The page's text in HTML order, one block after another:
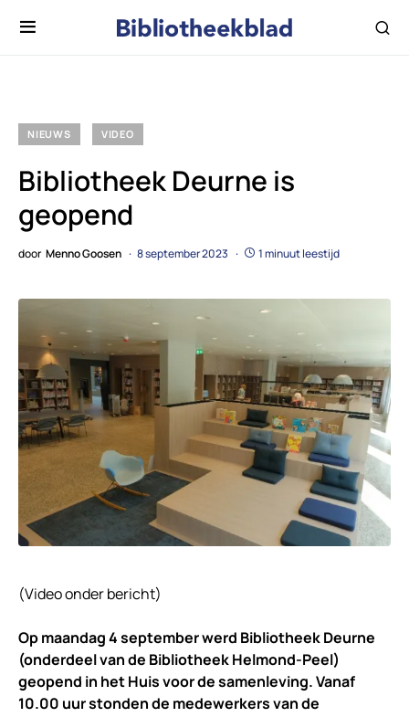
NIEUWS VIDEO
Bibliotheek Deurne is
geopend
door Menno Goosen 8 september 2023 1 minuut leestijd
(Video onder bericht)
Op maandag 4 september werd Bibliotheek Deurne
(onderdeel van de Bibliotheek Helmond-Peel)
geopend in het Huis voor de samenleving. Vanaf
10.00 uur stonden de medewerkers van de